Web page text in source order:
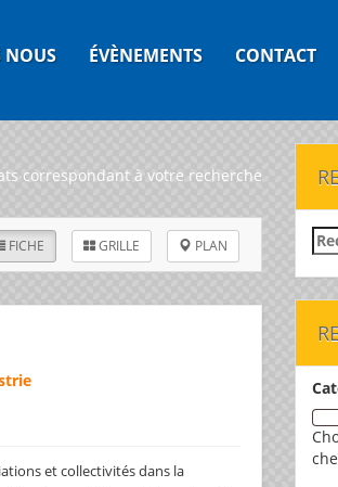
NOUS ÉVÈNEMENTS CONTACT
correspondant à votre recherche
FICHE GRILLE PLAN
et collectivités dans la